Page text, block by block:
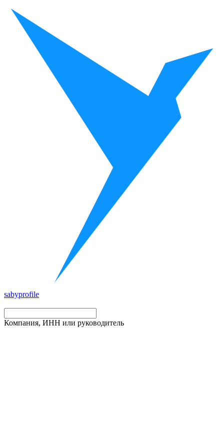
sabyprofile
Компания, ИНН или руководитель